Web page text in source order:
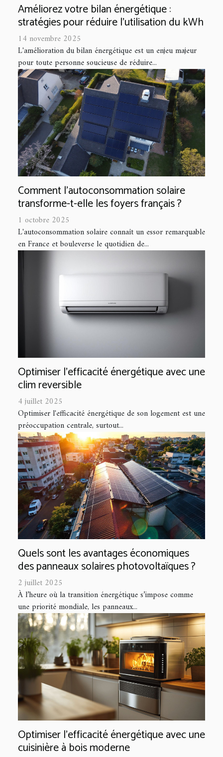
Améliorez votre bilan énergétique :
stratégies pour réduire l'utilisation du kWh
14 novembre 2025
L'amélioration du bilan énergétique est un enjeu majeur
pour toute personne soucieuse de réduire...
Comment l'autoconsommation solaire
transforme-t-elle les foyers français ?
1 octobre 2025
L'autoconsommation solaire connaît un essor remarquable
en France et bouleverse le quotidien de...
Optimiser l'efficacité énergétique avec une
clim reversible
4 juillet 2025
Optimiser l'efficacité énergétique de son logement est une
préoccupation centrale, surtout...
Quels sont les avantages économiques
des panneaux solaires photovoltaïques ?
2 juillet 2025
À l’heure où la transition énergétique s’impose comme
une priorité mondiale, les panneaux...
Optimiser l'efficacité énergétique avec une
cuisinière à bois moderne